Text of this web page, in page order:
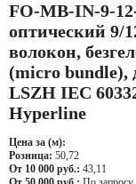
FO-MB-IN-9-
оптический 9/
волокон,
(micro bundle),
LSZH IEC
Hyperline
Цена за (м):
Розница: 50,72
От 10 000 руб.: 43,11